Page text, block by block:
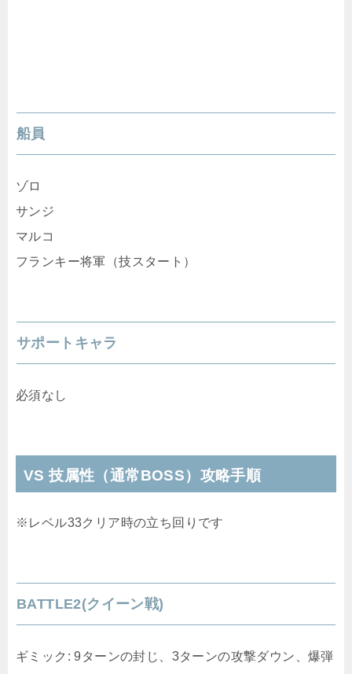
船員
ゾロ
サンジ
マルコ
フランキー将軍（技スタート）
サポートキャラ
必須なし
VS 技属性（通常BOSS）攻略手順
※レベル33クリア時の立ち回りです
BATTLE2(クイーン戦)
ギミック: 9ターンの封じ、3ターンの攻撃ダウン、爆弾